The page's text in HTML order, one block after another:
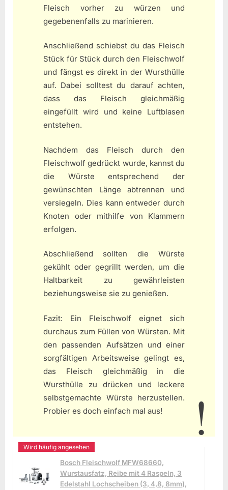
Fleisch vorher zu würzen und
gegebenenfalls zu marinieren.
Anschließend schiebst du das Fleisch
Stück für Stück durch den Fleischwolf
und fängst es direkt in der Wursthülle
auf. Dabei solltest du darauf achten,
dass das Fleisch gleichmäßig
eingefüllt wird und keine Luftblasen
entstehen.
Nachdem das Fleisch durch den
Fleischwolf gedrückt wurde, kannst du
die Würste entsprechend der
gewünschten Länge abtrennen und
versiegeln. Dies kann entweder durch
Knoten oder mithilfe von Klammern
erfolgen.
Abschließend sollten die Würste
gekühlt oder gegrillt werden, um die
Haltbarkeit zu gewährleisten
beziehungsweise sie zu genießen.
Fazit: Ein Fleischwolf eignet sich
durchaus zum Füllen von Würsten. Mit
den passenden Aufsätzen und einer
sorgfältigen Arbeitsweise gelingt es,
das Fleisch gleichmäßig in die
Wursthülle zu drücken und leckere
selbstgemachte Würste herzustellen.
Probier es doch einfach mal aus!
Bosch Fleischwolf MFW68660,
Wurstausfatz, Reibe mit 4 Raspeln, 3
Edelstahl Lochscheiben (3, 4,8, 8mm),